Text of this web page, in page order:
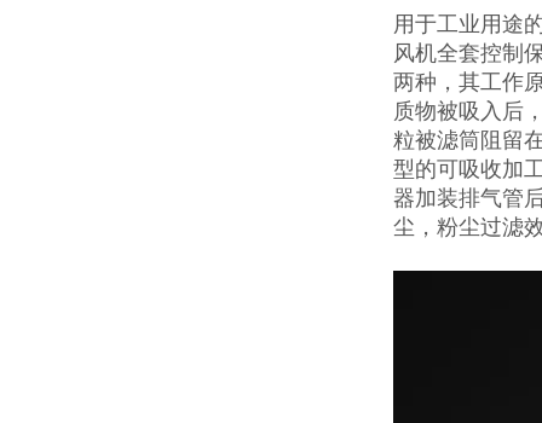
用于工业用途
风机全套控制
两种，其工作
质物被吸入后
粒被滤筒阻留
型的可吸收加
器加装排气管
尘，粉尘过滤